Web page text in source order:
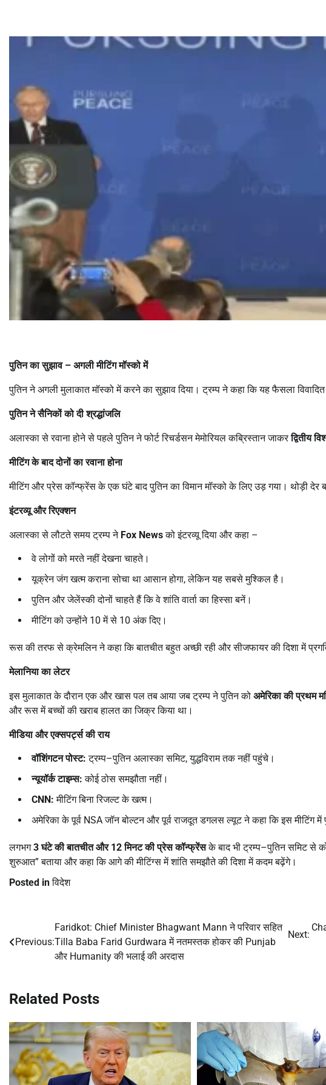
पुतिन का सुझाव – अगली मीटिंग मॉस्को में
पुतिन ने अगली मुलाकात मॉस्को में करने का सुझाव दिया। ट्रम्प ने कहा कि यह फैसला
पुतिन ने सैनिकों को दी श्रद्धांजलि
अलास्का से रवाना होने से पहले पुतिन ने फोर्ट रिचर्डसन मेमोरियल कब्रिस्तान जाकरद्वितीय
मीटिंग के बाद दोनों का रवाना होना
मीटिंग और प्रेस कॉन्फ्रेंस के एक घंटे बाद पुतिन का विमान मॉस्को के लिए उड़ गया। थोड़ी देर
इंटरव्यू और रिएक्शन
अलास्का से लौटते समय ट्रम्प ने Fox Newsको इंटरव्यू दिया और कहा –
वे लोगों को मरते नहीं देखना चाहते।
यूक्रेन जंग खत्म कराना सोचा था आसान होगा, लेकिन यह सबसे मुश्किल है।
पुतिन और जेलेंस्की दोनों चाहते हैं कि वे शांति वार्ता का हिस्सा बनें।
मीटिंग को उन्होंने 10 में से 10 अंक दिए।
रूस की तरफ से क्रेमलिन ने कहा कि बातचीत बहुत अच्छी रही और सीजफायर की दिशा में
मेलानिया का लेटर
इस मुलाकात के दौरान एक और खास पल तब आया जब ट्रम्प ने पुतिन को अमेरिका की प्रथम
और रूस में बच्चों की खराब हालत का जिक्र किया था।
मीडिया और एक्सपर्ट्स की राय
वॉशिंगटन पोस्ट: ट्रम्प–पुतिन अलास्का समिट, युद्धविराम तक नहीं पहुंचे।
न्यूयॉर्क टाइम्स: कोई ठोस समझौता नहीं।
CNN: मीटिंग बिना रिजल्ट के खत्म।
अमेरिका के पूर्व NSA जॉन बोल्टन और पूर्व राजदूत डगलस ल्यूट ने कहा कि इस मीटिंग
लगभग3घंटे की बातचीत और 12मिनट की प्रेस कॉन्फ्रेंसके बाद भी ट्रम्प–पुतिन समिट से
शुरुआत” बताया और कहा कि आगे की मीटिंग्स में शांति समझौते की दिशा में कदम बढ़ेंगे।
Posted inविदेश
navigation
Previous:
Faridkot: Chief Minister Bhagwant Mann ने परिवार सहित
Tilla Baba Farid Gurdwara में नतमस्तक होकर की Punjab
और Humanity की भलाई की अरदास
Next:
Related Posts